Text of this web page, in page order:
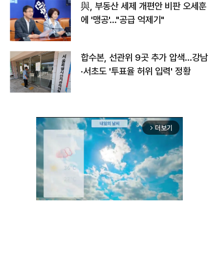
與, 부동산 세제 개편안 비판 오세훈
에 '맹공'…"공급 억제기"
합수본, 선관위 9곳 추가 압색…강남
·서초도 '투표율 허위 입력' 정황
arrow_forward_ios 더보기